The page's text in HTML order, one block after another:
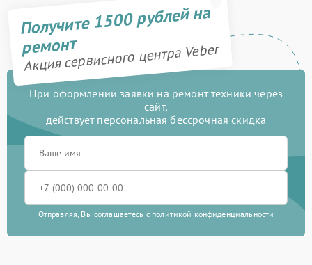
Получите 1500 рублей на
ремонт
Акция сервисного центра Veber
При оформлении заявки на ремонт техники через
сайт,
действует персональная бессрочная скидка
Отправляя, Вы соглашаетесь с политикой конфиденциальности